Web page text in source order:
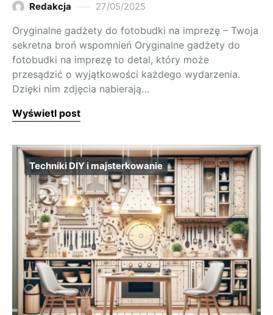
Redakcja 27/05/2025
Oryginalne gadżety do fotobudki na imprezę – Twoja
sekretna broń wspomnień Oryginalne gadżety do
fotobudki na imprezę to detal, który może
przesądzić o wyjątkowości każdego wydarzenia.
Dzięki nim zdjęcia nabierają…
Wyświetl post
Techniki DIY i majsterkowanie